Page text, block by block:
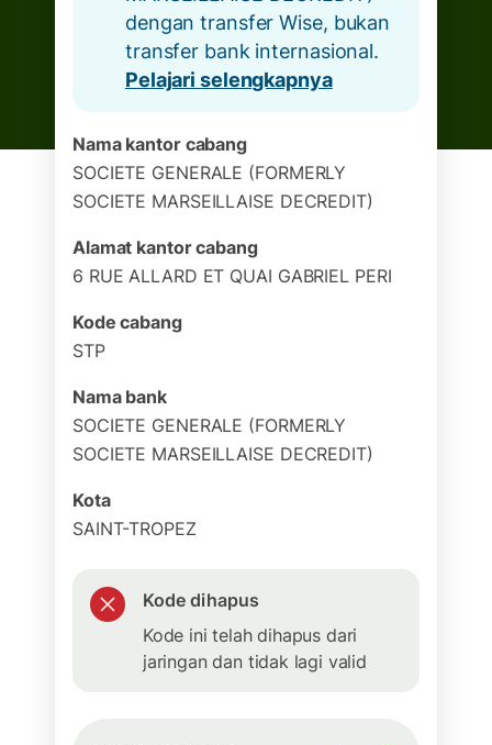
dengan transfer Wise, bukan
transfer bank internasional.
Pelajari selengkapnya
Nama kantor cabang
SOCIETE GENERALE (FORMERLY
SOCIETE MARSEILLAISE DECREDIT)
Alamat kantor cabang
6 RUE ALLARD ET QUAI GABRIEL PERI
Kode cabang
STP
Nama bank
SOCIETE GENERALE (FORMERLY
SOCIETE MARSEILLAISE DECREDIT)
Kota
SAINT-TROPEZ
Kode dihapus
Kode ini telah dihapus dari
jaringan dan tidak lagi valid